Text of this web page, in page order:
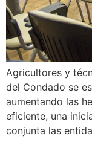
Agricultores y
del Condado se
aumentando las
eficiente, una
conjunta las